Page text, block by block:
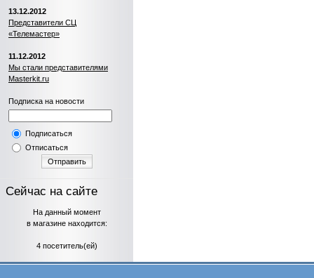
13.12.2012
Представители СЦ
«Телемастер»
11.12.2012
Мы стали представителями
Masterkit.ru
Подписка на новости
Подписаться
Отписаться
Отправить
Сейчас на сайте
На данный момент
в магазине находится:
4 посетитель(ей)